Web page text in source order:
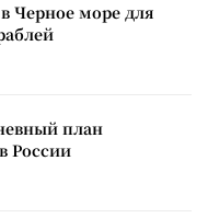
Черное море для
план
России